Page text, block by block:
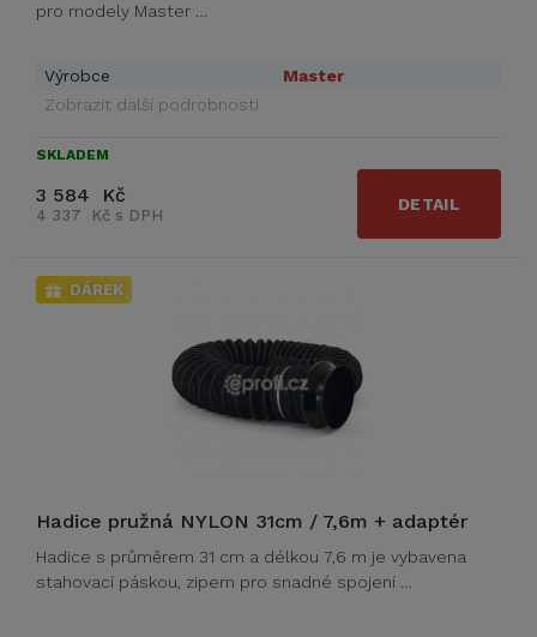
pro modely Master …
Výrobce
Master
Zobrazit další podrobnosti
SKLADEM
3 584 Kč
4 337 Kč s DPH
DETAIL
DÁREK
Hadice pružná NYLON 31cm / 7,6m + adaptér
Hadice s průměrem 31 cm a délkou 7,6 m je vybavena
stahovací páskou, zipem pro snadné spojení …